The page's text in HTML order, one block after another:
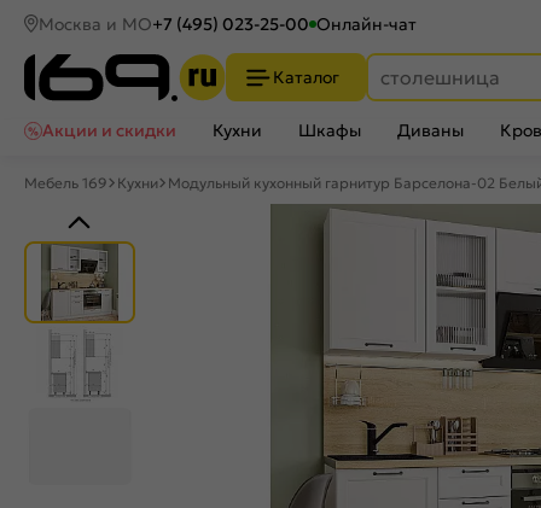
Москва и МО+7 (495) 023-25-00 Онлайн-чат
Каталог
Акции и скидки Кухни Шкафы Диваны
Мебель 169 Кухни Модульный кухонный гарнитур Барселона-02